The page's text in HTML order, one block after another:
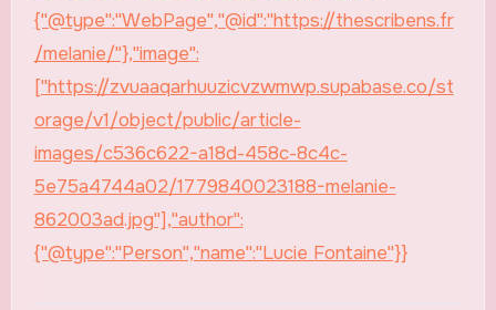
{"@type":"WebPage","@id":"https://thescribens.fr
/melanie/"},"image":
["https://zvuaaqarhuuzicvzwmwp.supabase.co/st
orage/v1/object/public/article-
images/c536c622-a18d-458c-8c4c-
5e75a4744a02/1779840023188-melanie-
862003ad.jpg"],"author":
{"@type":"Person","name":"Lucie Fontaine"}}